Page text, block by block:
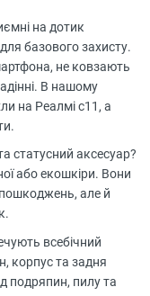
на дотик
базового захисту.
не ковзають
В нашому
на Реалмі с11, а
статусний аксесуар?
або екошкіри. Вони
пошкоджень, але й
всебічний
корпус та задня
подряпин, пилу та